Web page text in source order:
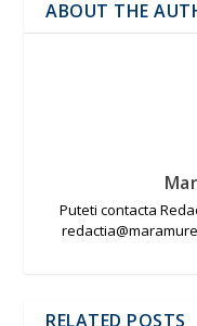
ABOUT THE
Puteti contacta
RELATED POSTS